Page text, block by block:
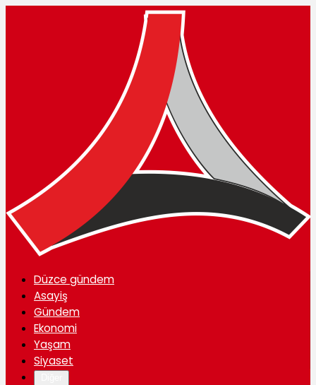
Düzce gündem
Asayiş
Gündem
Ekonomi
Yaşam
Siyaset